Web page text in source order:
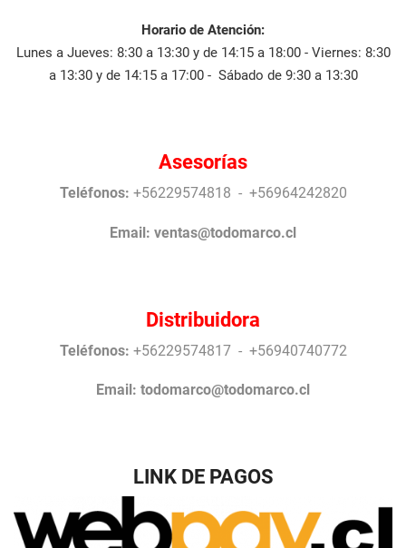
Horario de Atención:
Lunes a Jueves: 8:30 a 13:30 y de 14:15 a 18:00 - Viernes: 8:30
a 13:30 y de 14:15 a 17:00 - Sábado de 9:30 a 13:30
Asesorías
Teléfonos: +56229574818 - +56964242820
Email: ventas@todomarco.cl
Distribuidora
Teléfonos: +56229574817 - +56940740772
Email: todomarco@todomarco.cl
LINK DE PAGOS